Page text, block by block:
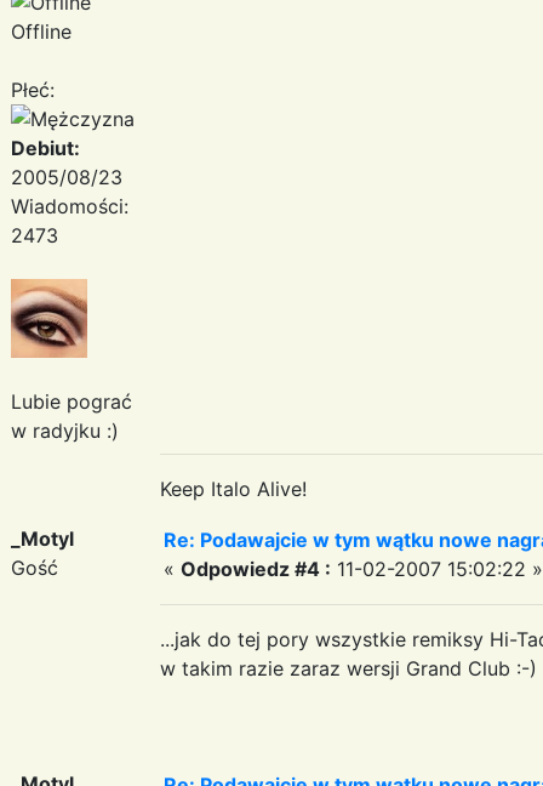
Offline
Płeć:
Debiut:
2005/08/23
Wiadomości:
2473
Lubie pograć
w radyjku :)
Keep Italo Alive!
_Motyl
Gość
Re: Podawajcie w tym wątku nowe
« Odpowiedz #4 : 11-02-2007 15:02:22 »
...jak do tej pory wszystkie remiksy Hi-
w takim razie zaraz wersji Grand Club :-)